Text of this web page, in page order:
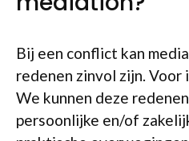
Bij een conflict kan
redenen zinvol zijn.
We kunnen deze
persoonlijke en/of